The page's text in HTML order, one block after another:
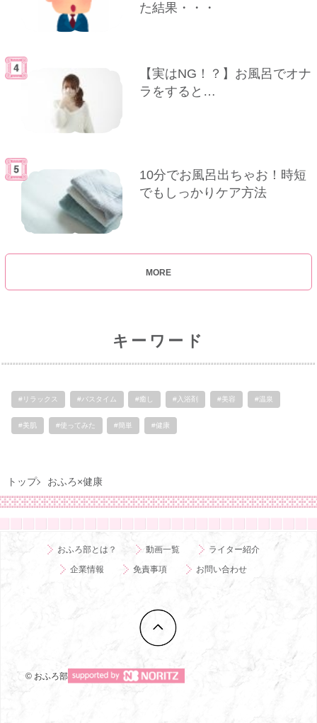
た結果・・・
【実はNG！？】お風呂でオナ
ラをすると…
10分でお風呂出ちゃお！時短
でもしっかりケア方法
MORE
キーワード
#リラックス #バスタイム #癒し #入浴剤 #美容 #温泉
#美肌 #使ってみた #簡単 #健康
トップ おふろ×健康
© おふろ部
おふろ部とは？ 動画一覧
ライター紹介
企業情報
免責事項 お問い合わせ